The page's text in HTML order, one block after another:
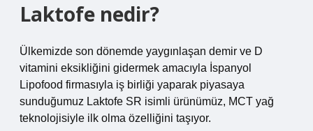
Laktofe nedir?
Ülkemizde son dönemde yaygınlaşan demir ve D
vitamini eksikliğini gidermek amacıyla İspanyol
Lipofood firmasıyla iş birliği yaparak piyasaya
sunduğumuz Laktofe SR isimli ürünümüz, MCT yağ
teknolojisiyle ilk olma özelliğini taşıyor.